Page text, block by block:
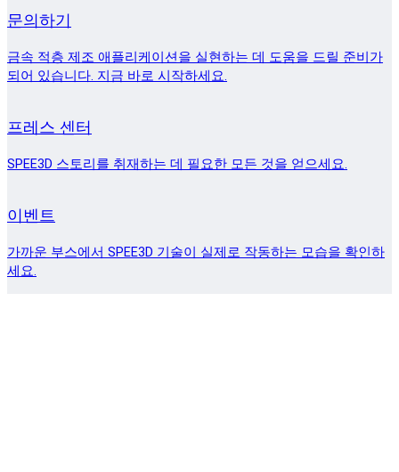
문의하기
금속 적층 제조 애플리케이션을 실현하는 데 도움을 드릴 준비가
되어 있습니다. 지금 바로 시작하세요.
프레스 센터
SPEE3D 스토리를 취재하는 데 필요한 모든 것을 얻으세요.
이벤트
가까운 부스에서 SPEE3D 기술이 실제로 작동하는 모습을 확인하
세요.